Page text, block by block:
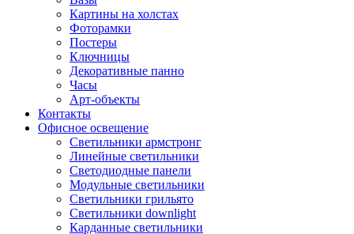
Картины на холстах
Фоторамки
Постеры
Ключницы
Декоративные панно
Часы
Арт-объекты
Контакты
Офисное освещение
Светильники армстронг
Линейные светильники
Светодиодные панели
Модульные светильники
Светильники грильято
Светильники downlight
Карданные светильники